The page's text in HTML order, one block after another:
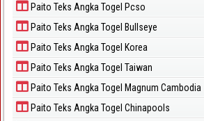
Paito Teks Angka Togel Pcso
Paito Teks Angka Togel Bullseye
Paito Teks Angka Togel Korea
Paito Teks Angka Togel Taiwan
Paito Teks Angka Togel Magnum Cambodia
Paito Teks Angka Togel Chinapools